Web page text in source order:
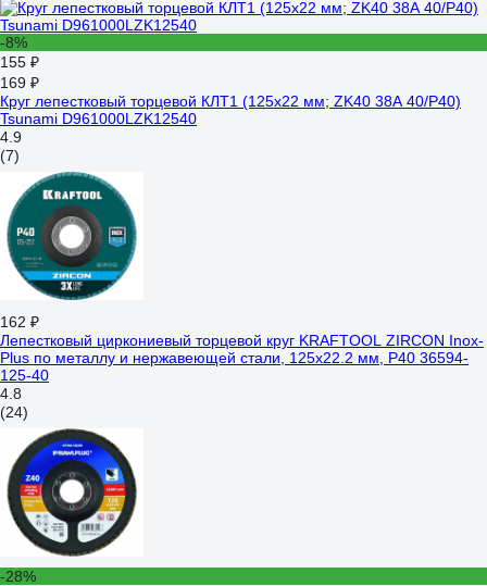
-8%
155 ₽
169 ₽
Круг лепестковый торцевой КЛТ1 (125х22 мм; ZK40 38А 40/Р40)
Tsunami D961000LZK12540
4.9
(7)
162 ₽
Лепестковый циркониевый торцевой круг KRAFTOOL ZIRCON Inox-
Plus по металлу и нержавеющей стали, 125x22.2 мм, P40 36594-
125-40
4.8
(24)
-28%